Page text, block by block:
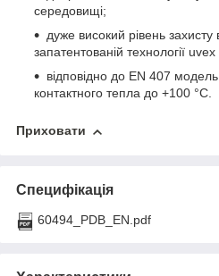
середовищі;
дуже високий рівень захисту
запатентованій технології
відповідно до EN 407
контактного тепла до +100 °C.
Приховати
Специфікація
60494_PDB_EN.pdf